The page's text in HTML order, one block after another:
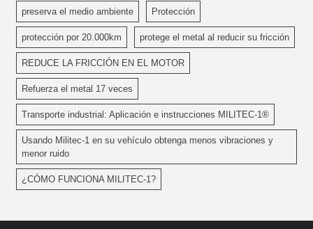
preserva el medio ambiente Protección
protección por 20.000km protege el metal al reducir su fricción
REDUCE LA FRICCIÓN EN EL MOTOR
Refuerza el metal 17 veces
Transporte industrial: Aplicación e instrucciones MILITEC-1®
Usando Militec-1 en su vehículo obtenga menos vibraciones y
menor ruido
¿CÓMO FUNCIONA MILITEC-1?